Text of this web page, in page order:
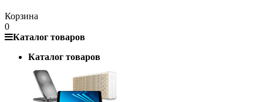
Корзина
0
Каталог товаров
Каталог товаров